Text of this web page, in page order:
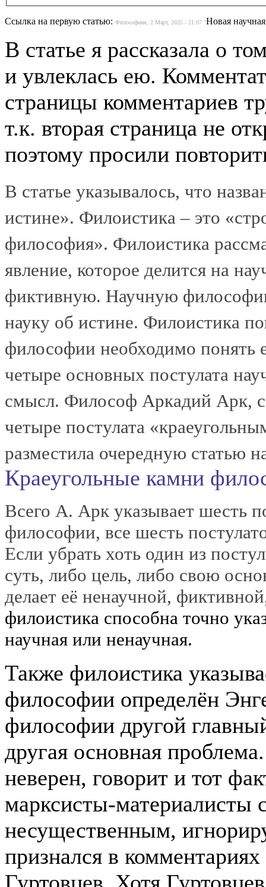
Ссылка на первую статью: Философиня, 2 Март, 2025 - 21:07 "Новая
В статье я рассказала о
и увлеклась ею.
страницы комментариев
т.к. вторая страница не
поэтому просили
В статье указывалось, что
истине». Филоистика – это
философия». Филоистика
явление, которое делится на
фиктивную. Научную
науку об истине. Филоистика
философии необходимо понять
четыре основных постулата
смысл. Философ Аркадий Арк,
четыре постулата
разместила очередную статью
Краеугольные камни
Всего А. Арк указывает шесть
философии, все шесть
Если убрать хоть один из
суть, либо цель, либо свою
делает её ненаучной,
филоистика способна точно
научная или ненаучная.
Также филоистика
философии определён
философии другой
другая основная
неверен, говорит и тот
марксисты-материалисты
несущественным,
признался в